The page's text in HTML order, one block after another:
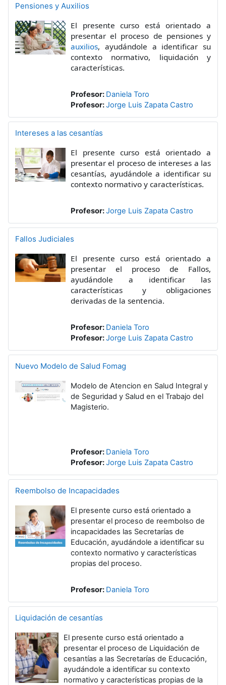
Pensiones y Auxilios
El presente curso está orientado a
presentar el proceso de pensiones y
auxilios, ayudándole a identificar su
contexto normativo, liquidación y
características.
Profesor: Daniela Toro
Profesor:Jorge Luis Zapata Castro
Intereses a las cesantías
El presente curso está orientado a
presentar el proceso de intereses a las
cesantías, ayudándole a identificar su
contexto normativo y características.
Profesor:Jorge Luis Zapata Castro
Fallos Judiciales
El presente curso está orientado a
presentar el proceso de Fallos,
ayudándole a identificar las
características y obligaciones
derivadas de la sentencia.
Profesor: Daniela Toro
Profesor:Jorge Luis Zapata Castro
Nuevo Modelo de Salud Fomag
Modelo de Atencion en Salud Integral y
de Seguridad y Salud en el Trabajo del
Magisterio.
Profesor: Daniela Toro
Profesor:Jorge Luis Zapata Castro
Reembolso de Incapacidades
El presente curso está orientado a
presentar el proceso de reembolso de
incapacidades las Secretarías de
Educación, ayudándole a identificar su
contexto normativo y características
propias del proceso.
Profesor: Daniela Toro
Liquidación de cesantías
El presente curso está orientado a
presentar el proceso de Liquidación de
cesantías a las Secretarías de Educación,
ayudándole a identificar su contexto
normativo y características propias de la